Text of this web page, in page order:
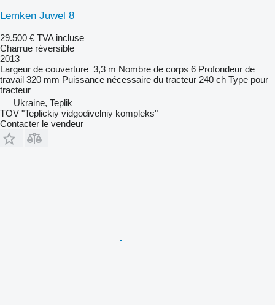
Lemken Juwel 8
29.500 € TVA incluse
Charrue réversible
2013
Largeur de couverture 3,3 m Nombre de corps 6 Profondeur de
travail 320 mm Puissance nécessaire du tracteur 240 ch Type pour
tracteur
Ukraine, Teplik
TOV "Teplickiy vidgodivelniy kompleks"
Contacter le vendeur